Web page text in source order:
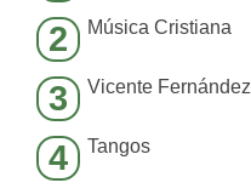
2 Música Cristiana
3 Vicente Fernández
4 Tangos